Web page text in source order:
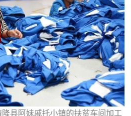
县阿妹戚托小镇的扶贫车间加工